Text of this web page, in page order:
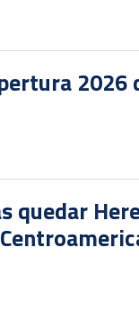
quedar